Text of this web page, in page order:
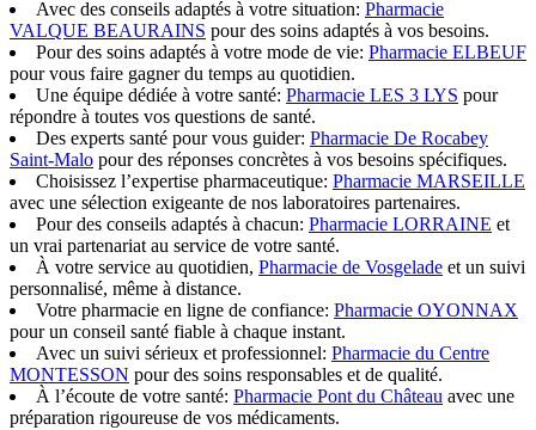
Avec des conseils adaptés à votre situation: Pharmacie
VALQUE BEAURAINS pour des soins adaptés à vos besoins.
Pour des soins adaptés à votre mode de vie: Pharmacie ELBEUF
pour vous faire gagner du temps au quotidien.
Une équipe dédiée à votre santé: Pharmacie LES 3 LYS pour
répondre à toutes vos questions de santé.
Des experts santé pour vous guider: Pharmacie De Rocabey
Saint-Malo pour des réponses concrètes à vos besoins spécifiques.
Choisissez l’expertise pharmaceutique: Pharmacie MARSEILLE
avec une sélection exigeante de nos laboratoires partenaires.
Pour des conseils adaptés à chacun: Pharmacie LORRAINE et
un vrai partenariat au service de votre santé.
À votre service au quotidien, Pharmacie de Vosgelade et un suivi
personnalisé, même à distance.
Votre pharmacie en ligne de confiance: Pharmacie OYONNAX
pour un conseil santé fiable à chaque instant.
Avec un suivi sérieux et professionnel: Pharmacie du Centre
MONTESSON pour des soins responsables et de qualité.
À l’écoute de votre santé: Pharmacie Pont du Château avec une
préparation rigoureuse de vos médicaments.